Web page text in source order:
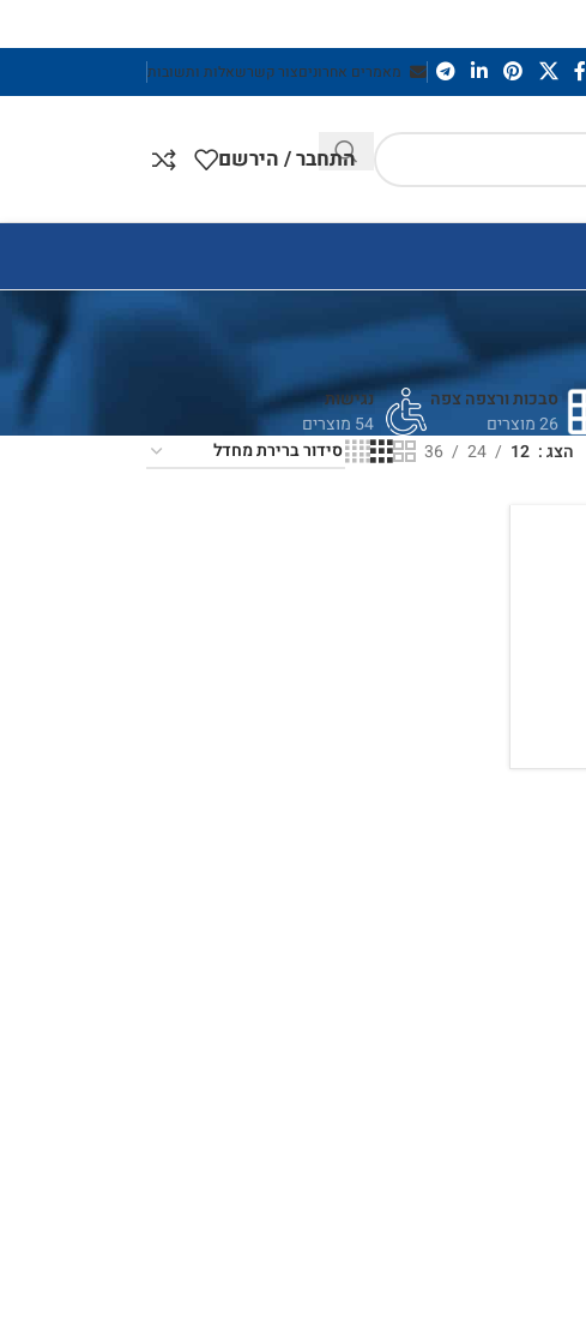
מאמרים אחרוניםצור קשרשאלות ותשובות
התחבר / הירשם
סבכות ורצפה צפה
26 מוצרים
נגישות
54 מוצרים
הצג 12
24
36